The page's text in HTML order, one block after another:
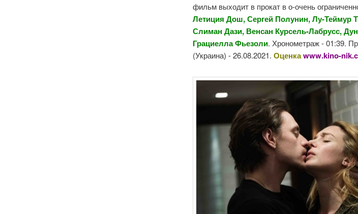
фильм выходит в прокат в о-очень
Летиция Дош, Сергей Полунин, Лу-Теймур
Слиман Дази, Венсан Курсель-Лабрусс,
Грациелла Фьезоли. Хронометраж - 01:39.
(Украина) - 26.08.2021.Оценкаwww.kino-